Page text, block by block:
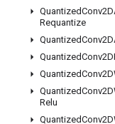
Quantized
Requantize
Quantized
Quantized
Quantized
Quantized
Relu
Quantized